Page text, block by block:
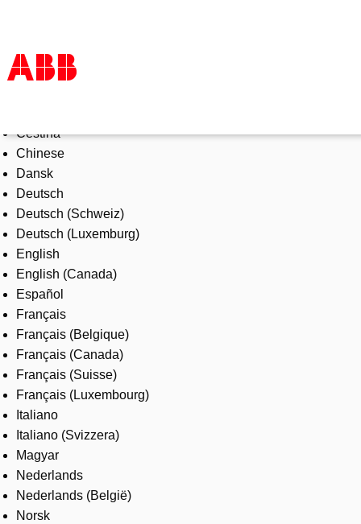
Products & Solutions
Industries
Services
About us
Where to buy
Contact us
Careers
Čeština
Chinese
Dansk
Deutsch
Deutsch (Schweiz)
Deutsch (Luxemburg)
English
English (Canada)
Español
Français
Français (Belgique)
Français (Canada)
Français (Suisse)
Français (Luxembourg)
Italiano
Italiano (Svizzera)
Magyar
Nederlands
Nederlands (België)
Norsk